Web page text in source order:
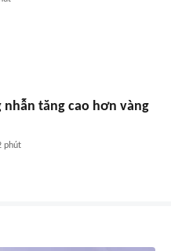
nhẫn tăng cao hơn vàng
phút